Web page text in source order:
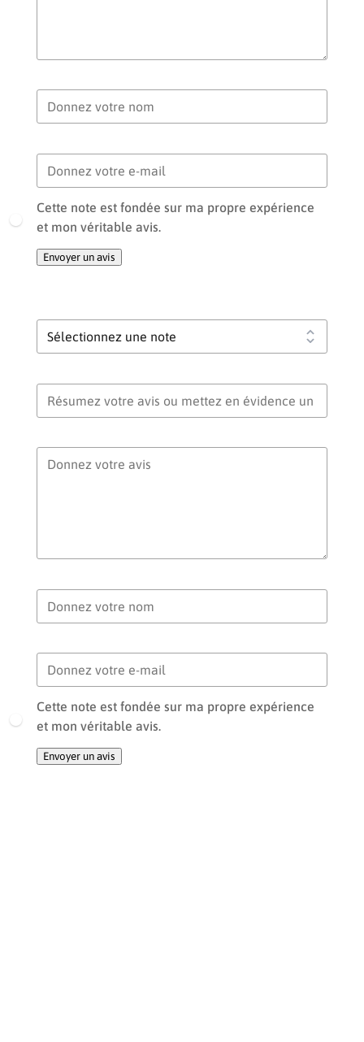
Cette note est fondée sur ma propre expérience
et mon véritable avis.
Envoyer un avis
Cette note est fondée sur ma propre expérience
et mon véritable avis.
Envoyer un avis